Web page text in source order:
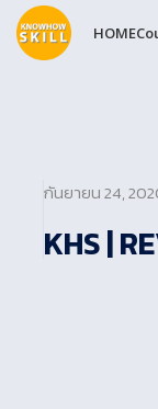
HOME
กันยายน 24,
KHS |